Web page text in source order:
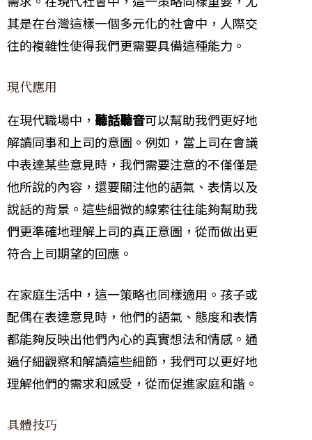
其是在台灣這樣一個多元化的社會中，人際交
往的複雜性使得我們更需要具備這種能力。
現代應用
在現代職場中， 聽話聽音可以幫助我們更好地
解讀同事和上司的意圖。例如，當上司在會議
中表達某些意見時，我們需要注意的不僅僅是
他所說的內容，還要關注他的語氣、表情以及
說話的背景。這些細微的線索往往能夠幫助我
們更準確地理解上司的真正意圖，從而做出更
符合上司期望的回應。
在家庭生活中，這一策略也同樣適用。孩子或
配偶在表達意見時，他們的語氣、態度和表情
都能夠反映出他們內心的真實想法和情感。通
過仔細觀察和解讀這些細節，我們可以更好地
理解他們的需求和感受，從而促進家庭和諧。
具體技巧